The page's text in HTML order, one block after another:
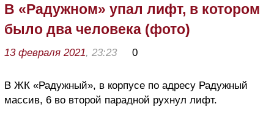
В «Радужном» упал лифт, в котором
было два человека (фото)
13 февраля 2021, 23:23 0
В ЖК «Радужный», в корпусе по адресу Радужный
массив, 6 во второй парадной рухнул лифт.